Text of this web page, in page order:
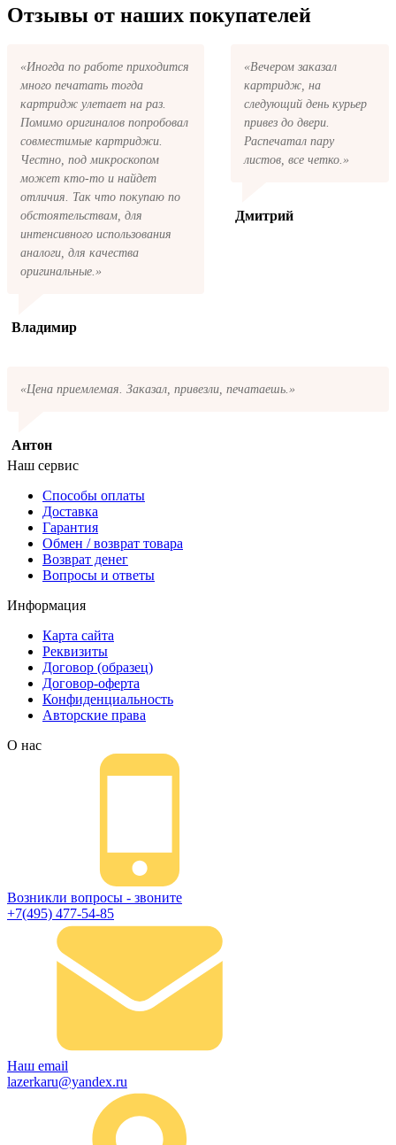
моделей принтеров.
Kyocera 671 series на указанную вами
электронную почту придёт письмо с копией
чтобы оформить доставку. Если вы не
получили письмо с копией заказа,
пожалуйста, свяжитесь с нами через сервис
обратная связь, или позвоните.
Отзывы от наших покупателей
«Иногда по работе приходится
много печатать тогда
картридж улетает на раз.
Помимо оригиналов попробовал
совместимые картриджи.
Честно, под микроскопом
может кто-то и найдет
отличия. Так что покупаю по
обстоятельствам, для
интенсивного использования
аналоги, для качества
оригинальные.»
Владимир
«Вечером заказал
картридж, на
следующий день курьер
привез до двери.
Распечатал пару
листов, все четко.»
Дмитрий
«Цена приемлемая. Заказал, привезли, печатаешь.»
Антон
Наш сервис
Способы оплаты
Доставка
Гарантия
Обмен / возврат товара
Возврат денег
Вопросы и ответы
Информация
Карта сайта
Реквизиты
Договор (образец)
Договор-оферта
Конфиденциальность
Авторские права
О нас
Возникли вопросы - звоните
+7(495) 477-54-85
Наш email
lazerkaru@yandex.ru